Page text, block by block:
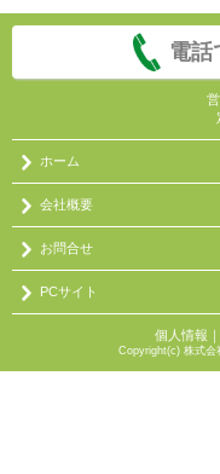
電話
ホーム
会社概要
お問合せ
PCサイト
個人情報
Copyright(c) 株式会